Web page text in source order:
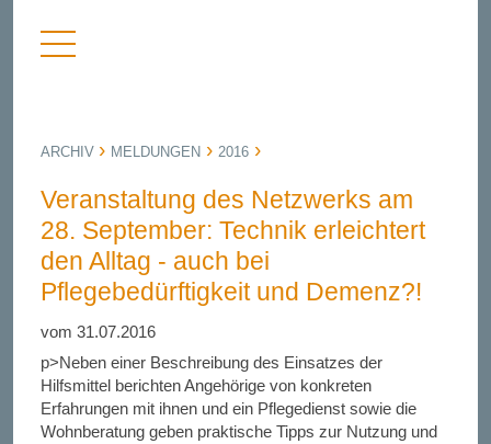
Menü
anzeigen
ARCHIV MELDUNGEN 2016
Veranstaltung des Netzwerks am
28. September: Technik erleichtert
den Alltag - auch bei
Pflegebedürftigkeit und Demenz?!
vom 31.07.2016
p>Neben einer Beschreibung des Einsatzes der
Hilfsmittel berichten Angehörige von konkreten
Erfahrungen mit ihnen und ein Pflegedienst sowie die
Wohnberatung geben praktische Tipps zur Nutzung und